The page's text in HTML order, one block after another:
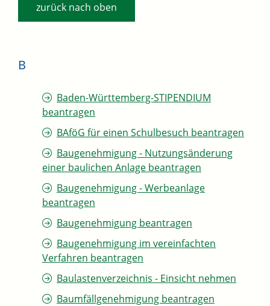
zurück nach oben
B
Baden-Württemberg-STIPENDIUM
beantragen
BAföG für einen Schulbesuch beantragen
Baugenehmigung - Nutzungsänderung
einer baulichen Anlage beantragen
Baugenehmigung - Werbeanlage
beantragen
Baugenehmigung beantragen
Baugenehmigung im vereinfachten
Verfahren beantragen
Baulastenverzeichnis - Einsicht nehmen
Baumfällgenehmigung beantragen